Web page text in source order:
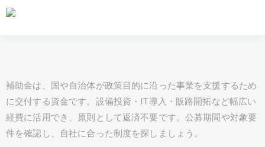
補助金は、国や自治体が政策目的に沿った事業を支援するため
に交付する資金です。設備投資・IT導入・販路開拓など幅広い
経費に活用でき、原則として返済不要です。公募期間や対象要
件を確認し、自社に合った制度を探しましょう。